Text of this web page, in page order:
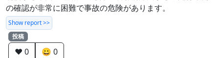
の確認が非常に困難で事故の危険があります。
Show report >>
投稿
❤️ 0 😀 0